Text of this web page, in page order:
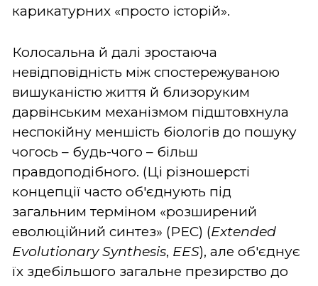
карикатурних «просто історій».
Колосальна й далі зростаюча
невідповідність між спостережуваною
вишуканістю життя й близоруким
дарвінським механізмом підштовхнула
неспокійну меншість біологів до пошуку
чогось – будь-чого – більш
правдоподібного. (Ці різношерсті
концепції часто об'єднують під
загальним терміном «розширений
еволюційний синтез» (РЕС) (Extended
Evolutionary Synthesis, EES), але об'єднує
їх здебільшого загальне презирство до